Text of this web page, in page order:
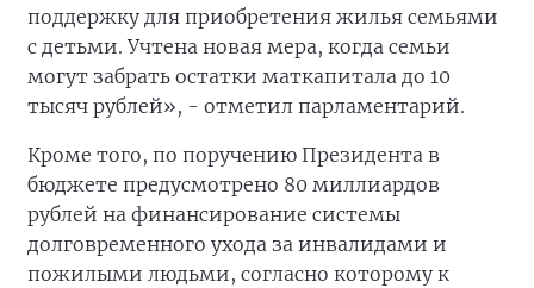
поддержку для приобретения жилья семьями
с детьми. Учтена новая мера, когда семьи
могут забрать остатки маткапитала до 10
тысяч рублей», - отметил парламентарий.
Кроме того, по поручению Президента в
бюджете предусмотрено 80 миллиардов
рублей на финансирование системы
долговременного ухода за инвалидами и
пожилыми людьми, согласно которому к